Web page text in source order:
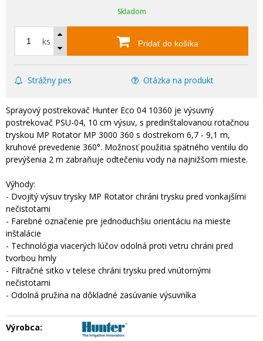
Skladom
ks Pridať do košíka
Strážny pes Otázka na produkt
Sprayový postrekovač Hunter Eco 04 10360 je výsuvný
postrekovač PSU-04, 10 cm výsuv, s predinštalovanou rotačnou
tryskou MP Rotator MP 3000 360 s dostrekom 6,7 - 9,1 m,
kruhové prevedenie 360°. Možnosť použitia spätného ventilu do
prevýšenia 2 m zabraňuje odtečeniu vody na najnižšom mieste.
Výhody:
- Dvojitý výsuv trysky MP Rotator chráni trysku pred vonkajšími
nečistotami
- Farebné označenie pre jednoduchšiu orientáciu na mieste
inštalácie
- Technológia viacerých lúčov odolná proti vetru chráni pred
tvorbou hmly
- Filtračné sitko v telese chráni trysku pred vnútornými
nečistotami
- Odolná pružina na dôkladné zasúvanie výsuvníka
Výrobca: